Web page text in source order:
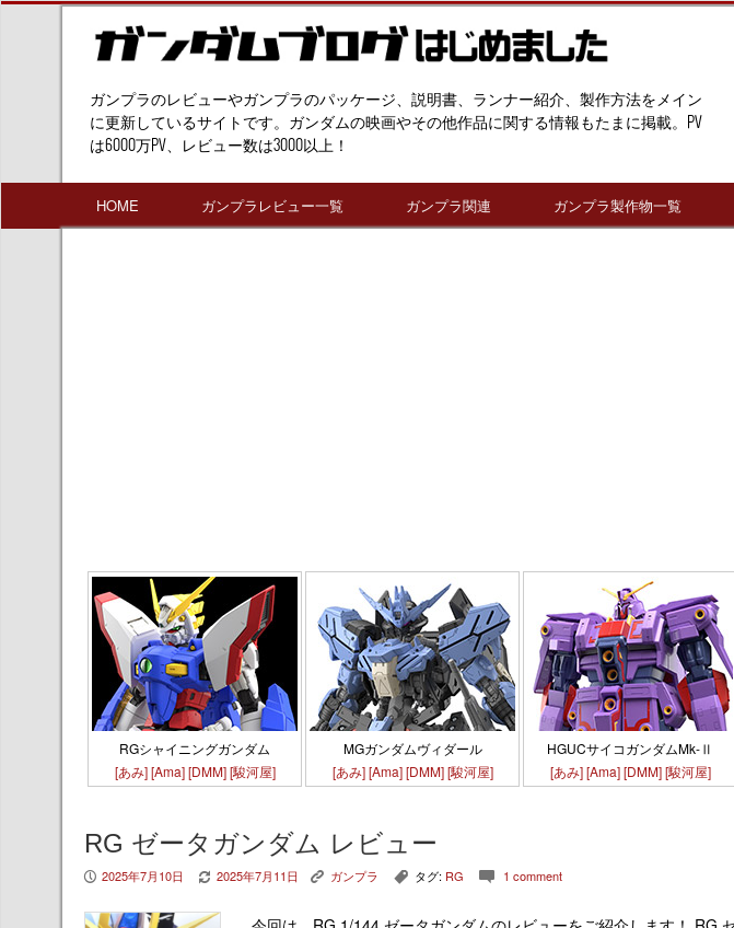
ガンプラのレビューやガンプラのパッケージ、説明書、ランナー紹介、製作方法をメイン
に更新しているサイトです。ガンダムの映画やその他作品に関する情報もたまに掲載。PV
は6000万PV、レビュー数は3000以上！
HOME ガンプラレビュー一覧 ガンプラ関連 ガンプラ製作物一覧
RGシャイニングガンダム
[あみ] [Ama] [DMM] [駿河屋]
MGガンダムヴィダール
[あみ] [Ama] [DMM] [駿河屋]
HGUCサイコガンダムMk-Ⅱ
[あみ] [Ama] [DMM] [駿河屋]
RG ゼータガンダム レビュー
P 2025年7月10日 V 2025年7月11日 K ガンプラ , タグ: RG c 1 comment